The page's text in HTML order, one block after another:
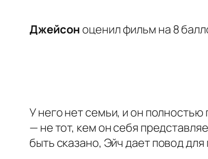
Джейсон оценил фильм на 8
У него нет семьи, и он
— не тот, кем он себя
быть сказано, Эйч дает повод